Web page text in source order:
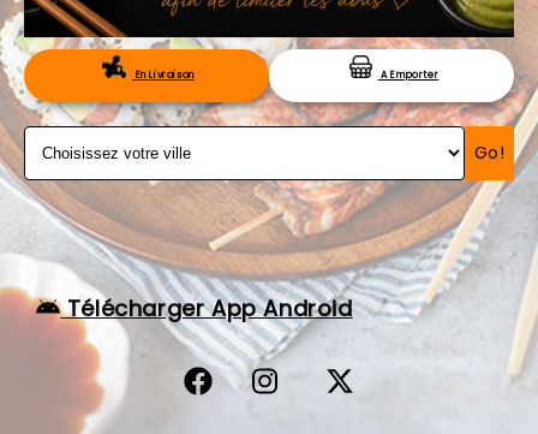
C.G.V
RÉSERVATIONEn Livraison A Emporter
Go!
Télécharger App Android